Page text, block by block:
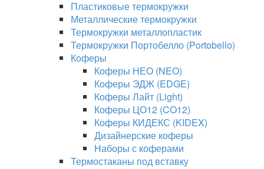
Пластиковые термокружки
Металлические термокружки
Термокружки металлопластик
Термокружки Портобелло (Portobello)
Коферы
Коферы НЕО (NEO)
Коферы ЭДЖ (EDGE)
Коферы Лайт (Light)
Коферы ЦО12 (CO12)
Коферы КИДЕКС (KIDEX)
Дизайнерские коферы
Наборы с коферами
Термостаканы под вставку